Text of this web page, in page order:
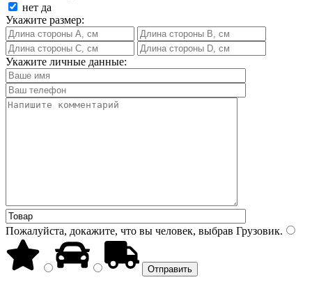
нет да
Укажите размер:
Укажите личные данные:
Пожалуйста, докажите, что вы человек, выбрав Грузовик.